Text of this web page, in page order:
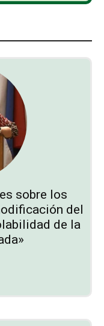
sobre los
del
de la